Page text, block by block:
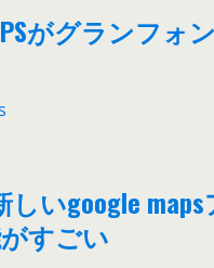
がグランフォ
しいgoogle
すごい